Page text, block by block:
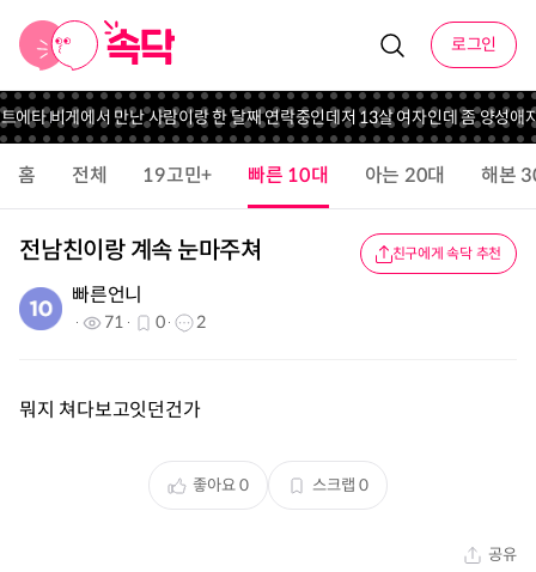
로그인
에타 비게에서 만난 사람이랑 한 달째 연락중인데저 13살 여자인데 좀 양성애
홈 전체 19고민+ 빠른 10대 아는 20대 해본
전남친이랑 계속 눈마주쳐 친구에게 속닥 추천
빠른언니
71 0 2
뭐지 쳐다보고잇던건가
좋아요0 스크랩 0
공유